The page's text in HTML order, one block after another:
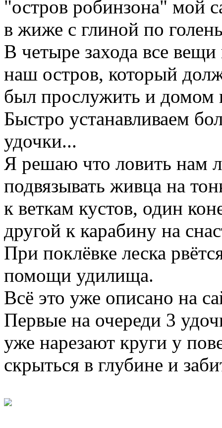
"остров робинзона" мой
в жиже с глиной по
В четыре захода все
наш остров, который
был прослужить и домом
Быстро устанавливаем
удочки...
Я решаю что ловить нам
подвязывать живца на
к веткам кустов, один
другой к карабину на
При поклёвке леска
помощи удилища.
Всё это уже описано на
Первые на очереди 3
уже нарезают круги у
скрыться в глубине и